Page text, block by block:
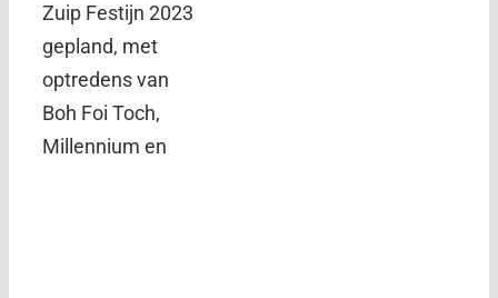
Zuip Festijn 2023
gepland, met
optredens van
Boh Foi Toch,
Millennium en